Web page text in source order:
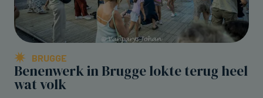
BRUGGE
Benenwerk in Brugge lokte terug heel
wat volk